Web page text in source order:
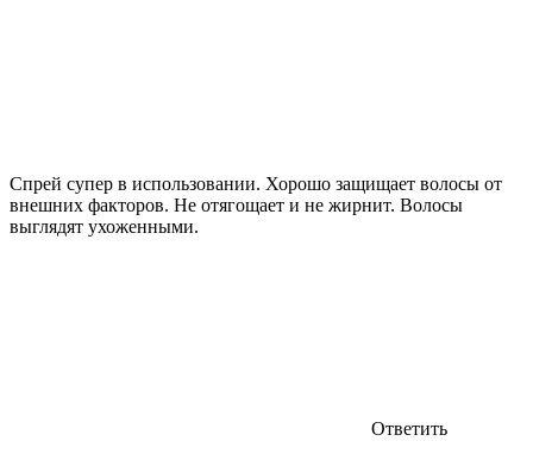
Спрей супер в использовании. Хорошо защищает волосы от
внешних факторов. Не отягощает и не жирнит. Волосы
выглядят ухоженными.
Ответить